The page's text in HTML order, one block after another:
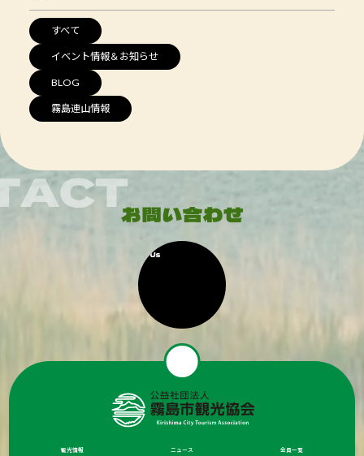
すべて
イベント情報＆お知らせ
BLOG
霧島連山情報
観光情報 ニュース 会員一覧